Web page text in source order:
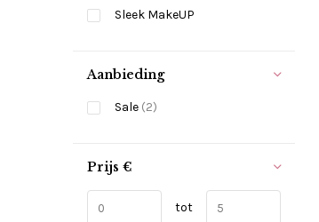
Sleek MakeUP
Aanbieding
Sale (2)
Prijs €
tot